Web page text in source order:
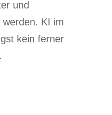
und
KI im
kein ferner